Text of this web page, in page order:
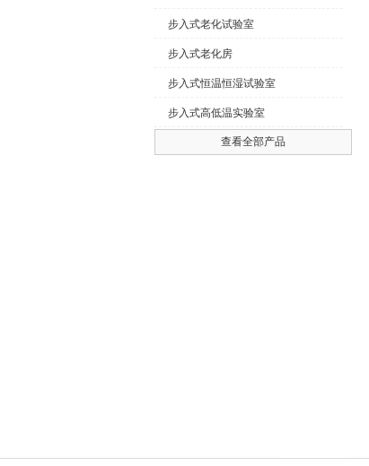
步入式老化试验室
步入式老化房
步入式恒温恒湿试验室
步入式高低温实验室
查看全部产品